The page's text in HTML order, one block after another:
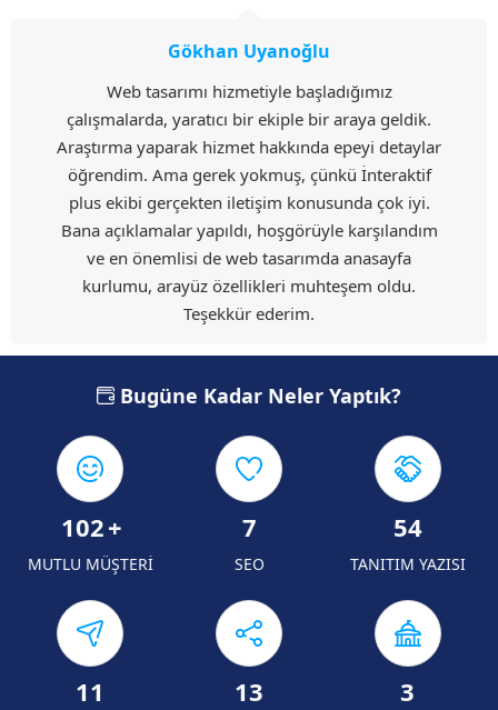
Gökhan Uyanoğlu
Web tasarımı hizmetiyle başladığımız
çalışmalarda, yaratıcı bir ekiple bir araya geldik.
Araştırma yaparak hizmet hakkında epeyi detaylar
öğrendim. Ama gerek yokmuş, çünkü İnteraktif
plus ekibi gerçekten iletişim konusunda çok iyi.
Bana açıklamalar yapıldı, hoşgörüyle karşılandım
ve en önemlisi de web tasarımda anasayfa
kurlumu, arayüz özellikleri muhteşem oldu.
Teşekkür ederim.
Bugüne Kadar Neler Yaptık?
102+
MUTLU MÜŞTERİ
7
SEO
54
TANITIM YAZISI
11 13 3